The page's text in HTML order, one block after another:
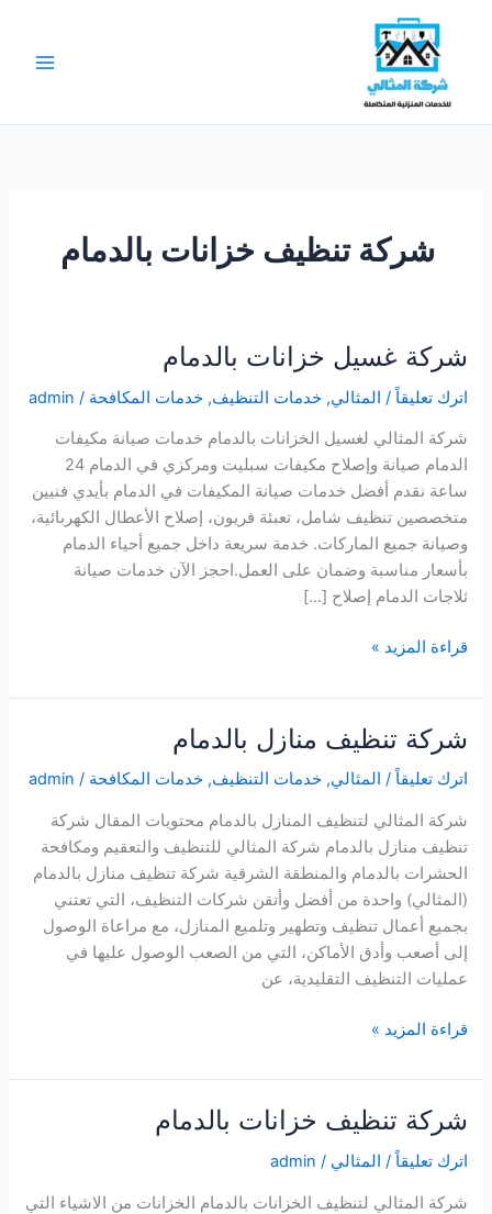
المحتوى
شركة تنظيف خزانات بالدمام
شركة غسيل خزانات بالدمام
اترك تعليقاً / المثالي,خدمات التنظيف,خدمات المكافحة /
admin
شركة المثالي لغسيل الخزانات بالدمام خدمات صيانة مكيفات
الدمام صيانة وإصلاح مكيفات سبليت ومركزي في الدمام 24
ساعة نقدم أفضل خدمات صيانة المكيفات في الدمام بأيدي فنيين
متخصصين تنظيف شامل، تعبئة فريون، إصلاح الأعطال الكهربائية،
وصيانة جميع الماركات. خدمة سريعة داخل جميع أحياء الدمام
بأسعار مناسبة وضمان على العمل.احجز الآن خدمات صيانة
ثلاجات الدمام إصلاح […]
شركة
خزانات
بالدمام
قراءة المزيد »
شركة تنظيف منازل بالدمام
اترك تعليقاً / المثالي,خدمات التنظيف,خدمات المكافحة /
admin
شركة المثالي لتنظيف المنازل بالدمام محتويات المقال شركة
تنظيف منازل بالدمام شركة المثالي للتنظيف والتعقيم ومكافحة
الحشرات بالدمام والمنطقة الشرقية شركة تنظيف منازل بالدمام
(المثالي) واحدة من أفضل وأتقن شركات التنظيف، التي تعتني
بجميع أعمال تنظيف وتطهير وتلميع المنازل، مع مراعاة الوصول
إلى أصعب وأدق الأماكن، التي من الصعب الوصول عليها في
عمليات التنظيف التقليدية، عن
شركة
منازل
بالدمام
قراءة المزيد »
شركة تنظيف خزانات بالدمام
اترك تعليقاً / المثالي /
admin
شركة المثالي لتنظيف الخزانات بالدمام الخزانات من الاشياء التي